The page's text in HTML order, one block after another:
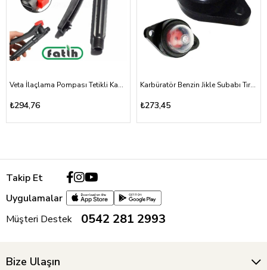
Veta İlaçlama Pompası Tetikli Kabze Akülü, Mekanik 16A, 16T
₺294,76
Karbüratör Benzin Jikle Subabı Tırpan ve Testere Vidalı Tip
₺273,45
Takip Et
Uygulamalar
Müşteri Destek
0542 281 2993
Bize Ulaşın